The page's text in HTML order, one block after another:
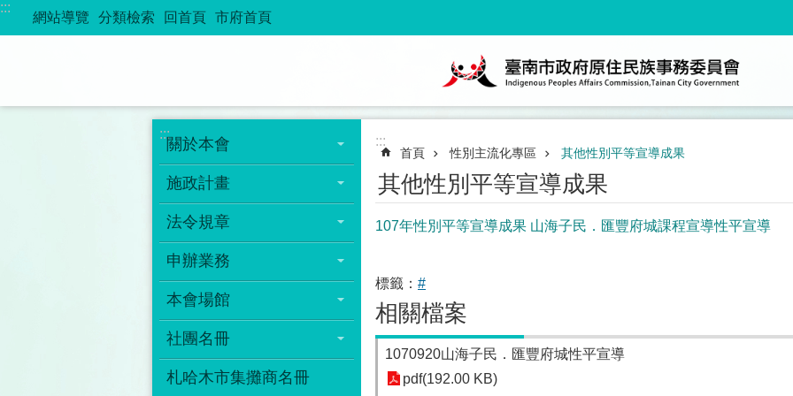
跳到主要內容區塊
:::
網站導覽 分類檢索 回首頁 市府首頁
:::
關於本會
施政計畫
法令規章
申辦業務
本會場館
社團名冊
札哈木市集攤商名冊
:::
首頁 性別主流化專區 其他性別平等宣導成果
其他性別平等宣導成果
107年性別平等宣導成果 山海子民．匯豐府城課程宣導性平宣導
標籤： #
相關檔案
1070920山海子民．匯豐府城性平宣導
pdf(192.00 KB)